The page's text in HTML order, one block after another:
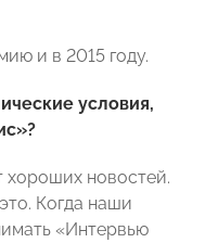
и в 2015 году.
условия,
хороших новостей.
Когда наши
«Интервью